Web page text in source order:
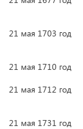
21 мая 1703 год
21 мая 1710 год
21 мая 1712 год
21 мая 1731 год